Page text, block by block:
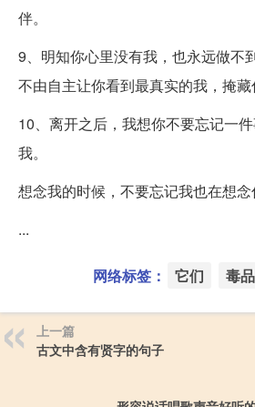
伴。
9、明知你心里没有我，也永远做不
不由自主让你看到最真实的我，掩藏
10、离开之后，我想你不要忘记一
我。
想念我的时候，不要忘记我也在想念
...
网络标签： 它们 毒品
上一篇
古文中含有贤字的句子